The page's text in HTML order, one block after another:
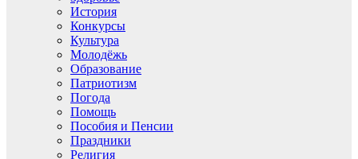
История
Конкурсы
Культура
Молодёжь
Образование
Патриотизм
Погода
Помощь
Пособия и Пенсии
Праздники
Религия